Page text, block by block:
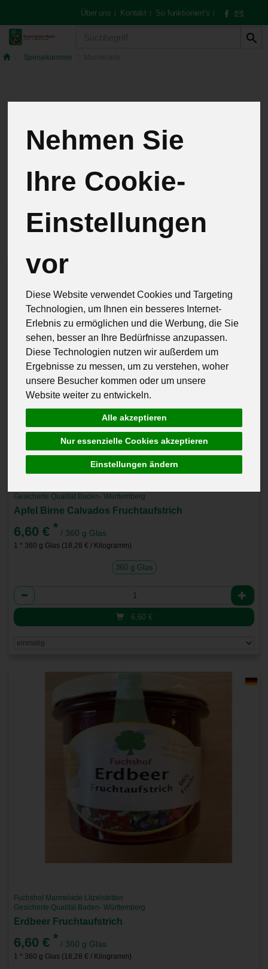
Nehmen Sie
Ihre Cookie-
Einstellungen
vor
Diese Website verwendet Cookies und Targeting
Technologien, um Ihnen ein besseres Internet-
Erlebnis zu ermöglichen und die Werbung, die Sie
sehen, besser an Ihre Bedürfnisse anzupassen.
Diese Technologien nutzen wir außerdem um
Ergebnisse zu messen, um zu verstehen, woher
unsere Besucher kommen oder um unsere
Website weiter zu entwickeln.
Alle akzeptieren
Nur essenzielle Cookies akzeptieren
Einstellungen ändern
Über uns | Kontakt | So funktioniert's |
Speisekammer
Marmelade
Gesicherte Qualität Baden- Württemberg
Apfel Birne Calvados Fruchtaufstrich
6,60 € * / 360 g Glas
1 * 360 g Glas (18,28 € / Kilogramm)
360 g Glas
Anzahl
6,60 €
Fuchshof Marmelade Litzelstetten
Gesicherte Qualität Baden- Württemberg
Erdbeer Fruchtaufstrich
6,60 € * / 360 g Glas
1 * 360 g Glas (18,28 € / Kilogramm)